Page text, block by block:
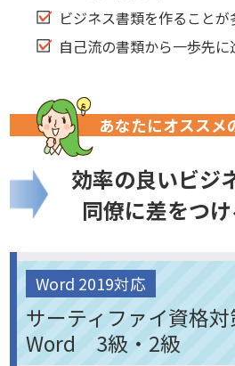
ビジネス書類を作ることが
自己流の書類から一歩先に
あなたにオススメ
効率の良いビジ
同僚に差をつけ
Word 2019対応
サーティファイ資格
Word 3級・2級